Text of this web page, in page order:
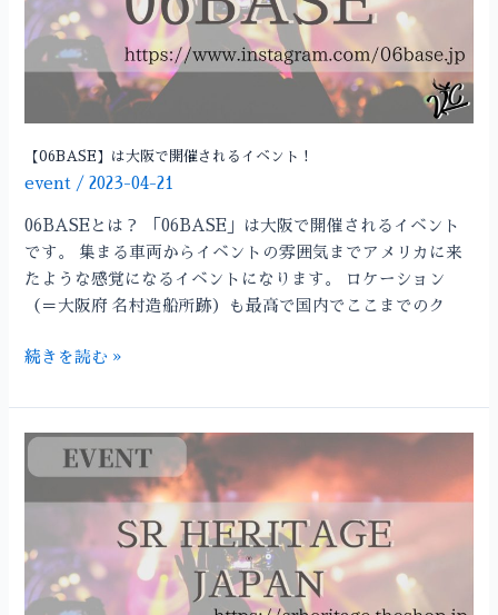
【06BASE】は大阪で開催されるイベント！
event /2023-04-21
06BASEとは？ 「06BASE」は大阪で開催されるイベント
です。 集まる車両からイベントの雰囲気までアメリカに来
たような感覚になるイベントになります。 ロケーション
（＝大阪府 名村造船所跡）も最高で国内でここまでのク
開
催
さ
る
イ
ベ
ト！
続きを読む »
【SR
HERITAGE
JAPAN】
3
月
18